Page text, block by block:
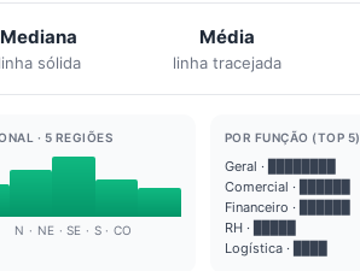
Mediana
linha sólida
Média
linha tracejada
· 5 REGIÕES
N · NE · SE · S · CO
POR FUNÇÃO (TOP 5)
Geral · ████████
Comercial · ██████
Financeiro · ██████
RH · █████
Logística · ████